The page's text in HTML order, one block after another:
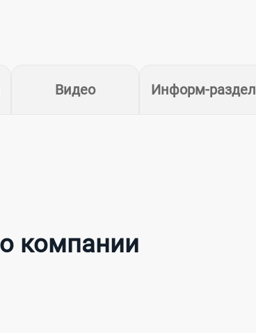
Видео Информ-раздел
компании